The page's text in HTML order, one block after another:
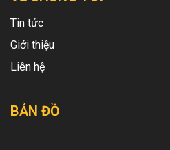
Tin tức
Giới thiệu
Liên hệ
BẢN ĐỒ